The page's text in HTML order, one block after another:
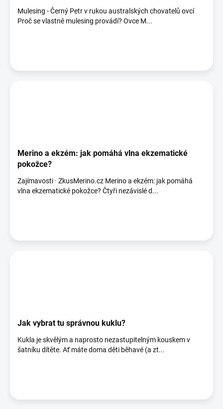
Mulesing - Černý Petr v rukou australských chovatelů ovcí
Proč se vlastně mulesing provádí? Ovce M...
Merino a ekzém: jak pomáhá vlna ekzematické
pokožce?
Zajímavosti · ZkusMerino.cz Merino a ekzém: jak pomáhá
vlna ekzematické pokožce? Čtyři nezávislé d...
Jak vybrat tu správnou kuklu?
Kukla je skvělým a naprosto nezastupitelným kouskem v
šatníku dítěte. Ať máte doma děti běhavé (a zt...